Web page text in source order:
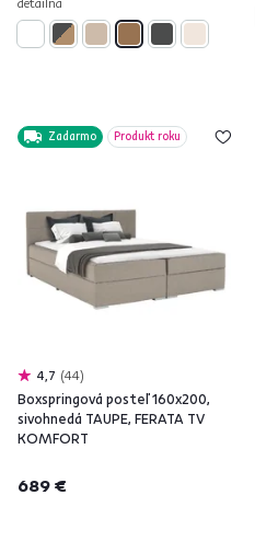
Zadarmo Produkt roku
4,7 44
Boxspringová posteľ 160x200,
sivohnedá TAUPE, FERATA TV
KOMFORT
689 €